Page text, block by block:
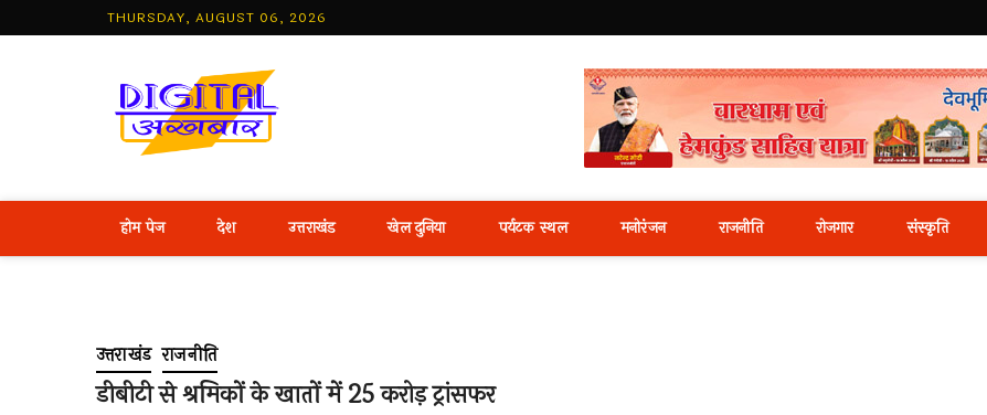
to
THURSDAY, AUGUST 06, 2026
Best Hindi News Portal
होम पेज देश उत्तराखंड खेल दुनिया पर्यटक स्थल मनोरंजन राजनीति रोजगार संस्कृति
उत्तराखंड राजनीति
डीबीटी से श्रमिकों के खातों में 25 करोड़ ट्रांसफर